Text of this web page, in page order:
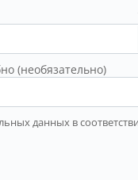
(необязательно)
данных в